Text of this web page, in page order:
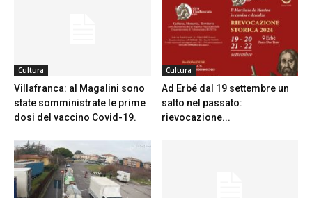
Cultura
Villafranca: al Magalini sono
state somministrate le prime
dosi del vaccino Covid-19.
Cultura
Ad Erbé dal 19 settembre un
salto nel passato:
rievocazione...